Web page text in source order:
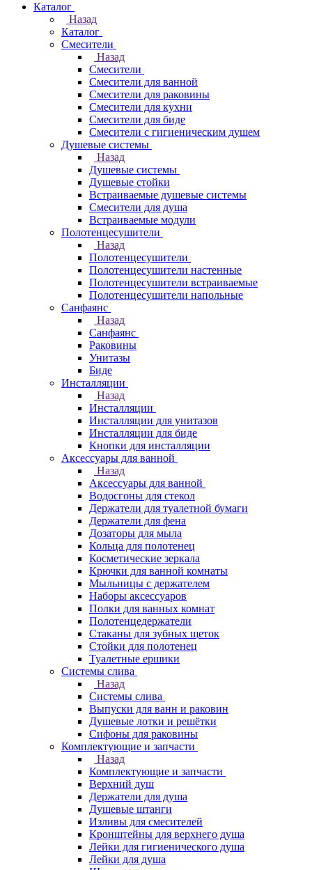
Каталог
Назад
Каталог
Смесители
Назад
Смесители
Смесители для ванной
Смесители для раковины
Смесители для кухни
Смесители для биде
Смесители с гигиеническим душем
Душевые системы
Назад
Душевые системы
Душевые стойки
Встраиваемые душевые системы
Смесители для душа
Встраиваемые модули
Полотенцесушители
Назад
Полотенцесушители
Полотенцесушители настенные
Полотенцесушители встраиваемые
Полотенцесушители напольные
Санфаянс
Назад
Санфаянс
Раковины
Унитазы
Биде
Инсталляции
Назад
Инсталляции
Инсталляции для унитазов
Инсталляции для биде
Кнопки для инсталляции
Аксессуары для ванной
Назад
Аксессуары для ванной
Водосгоны для стекол
Держатели для туалетной бумаги
Держатели для фена
Дозаторы для мыла
Кольца для полотенец
Косметические зеркала
Крючки для ванной комнаты
Мыльницы с держателем
Наборы аксессуаров
Полки для ванных комнат
Полотенцедержатели
Стаканы для зубных щеток
Стойки для полотенец
Туалетные ершики
Системы слива
Назад
Системы слива
Выпуски для ванн и раковин
Душевые лотки и решётки
Сифоны для раковины
Комплектующие и запчасти
Назад
Комплектующие и запчасти
Верхний душ
Держатели для душа
Душевые штанги
Изливы для смесителей
Кронштейны для верхнего душа
Лейки для гигиенического душа
Лейки для душа